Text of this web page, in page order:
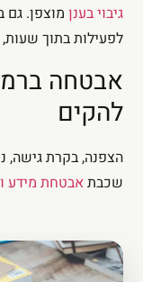
גיבוי בענן מוצפן.
לפעילות בתוך
אבטחה
להקים
הצפנה, בקרת גישה,
שכבתאבטחת מידע